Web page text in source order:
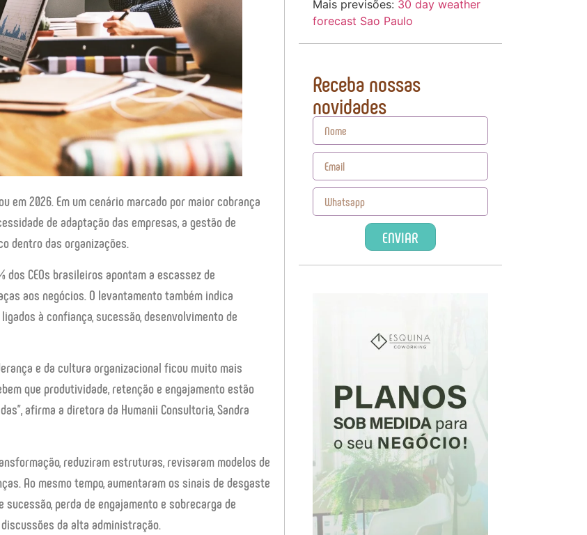
em 2026. Em um cenário marcado por maior cobrança
de adaptação das empresas, a gestão de
dentro das organizações.
dos CEOs brasileiros apontam a escassez de
aos negócios. O levantamento também indica
à confiança, sucessão, desenvolvimento de
e da cultura organizacional ficou muito mais
que produtividade, retenção e engajamento estão
afirma a diretora da Humanii Consultoria, Sandra
reduziram estruturas, revisaram modelos de
Ao mesmo tempo, aumentaram os sinais de desgaste
perda de engajamento e sobrecarga de
da alta administração.
Mais previsões: 30 day weather
forecast Sao Paulo
Receba nossas
novidades
ENVIAR